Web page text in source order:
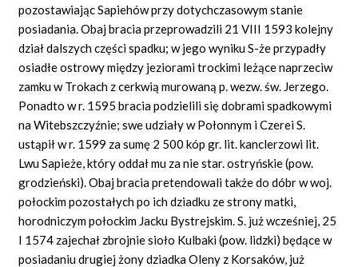
pozostawiając Sapiehów przy dotychczasowym stanie
posiadania. Obaj bracia przeprowadzili 21 VIII 1593 kolejny
dział dalszych części spadku; w jego wyniku S-że przypadły
osiadłe ostrowy między jeziorami trockimi leżące naprzeciw
zamku w Trokach z cerkwią murowaną p. wezw. św. Jerzego.
Ponadto w r. 1595 bracia podzielili się dobrami spadkowymi
na Witebszczyźnie; swe udziały w Połonnym i Czerei S.
ustąpił w r. 1599 za sumę 2 500 kóp gr. lit. kanclerzowi lit.
Lwu Sapieże, który oddał mu za nie star. ostryńskie (pow.
grodzieński). Obaj bracia pretendowali także do dóbr w woj.
połockim pozostałych po ich dziadku ze strony matki,
horodniczym połockim Jacku Bystrejskim. S. już wcześniej, 25
I 1574 zajechał zbrojnie sioło Kulbaki (pow. lidzki) będące w
posiadaniu drugiej żony dziadka Oleny z Korsaków, już